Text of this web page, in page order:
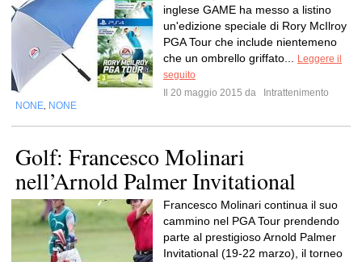
inglese GAME ha messo a listino
un'edizione speciale di Rory McIlroy
PGA Tour che include nientemeno
che un ombrello griffato...
Leggere il
seguito
Il 20 maggio 2015 da
Intrattenimento
NONE NONE
Golf: Francesco Molinari
nell’Arnold Palmer Invitational
Francesco Molinari continua il suo
cammino nel PGA Tour prendendo
parte al prestigioso Arnold Palmer
Invitational (19-22 marzo), il torneo